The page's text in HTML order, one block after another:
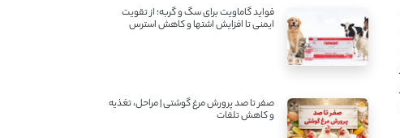
فواید گاماویت برای سگ و گربه؛ از تقویت
ایمنی تا افزایش اشتها و کاهش استرس
صفر تا صد پرورش مرغ گوشتی | مراحل، تغذیه
و کاهش تلفات